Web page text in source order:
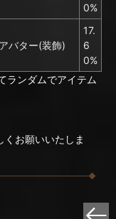
0%
バター(装飾)
17.
6
0%
ランダムでアイテム
くお願いいたしま